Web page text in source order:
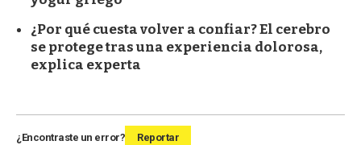
¿Por qué cuesta volver a confiar? El cerebro
se protege tras una experiencia dolorosa,
explica experta
¿Encontraste un error? Reportar